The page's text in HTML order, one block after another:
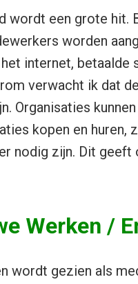
wordt een grote hit.
worden
internet,
verwacht ik dat
Organisaties
kopen en
nodig zijn. Dit
Werken /
wordt gezien als